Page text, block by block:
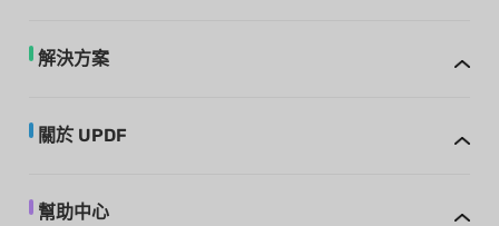
解決方案
關於 UPDF
幫助中心